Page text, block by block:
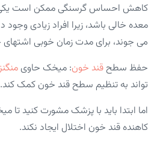
کاهش احساس گرسنگی ممکن است یکی
معده خالی باشد، زیرا افراد زیادی
می جوند، برای مدت زمان خوبی
حفظ سطح قند خون: میخک حاوی منگنز
تواند به تنظیم سطح قند خون کمک کند.
اما ابتدا باید با پزشک مشورت کنید تا
کاهنده قند خون اختلال ایجاد نکند.